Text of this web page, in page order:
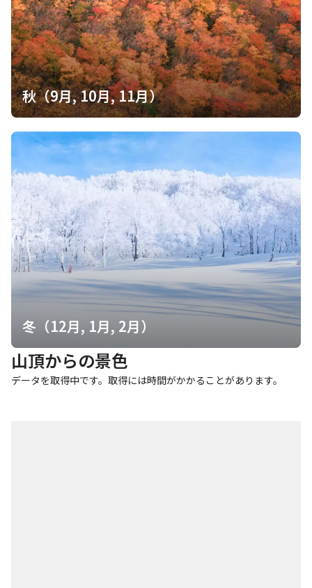
秋（9月, 10月, 11月）
冬（12月, 1月, 2月）
山頂からの景色
データを取得中です。取得には時間がかかることがあります。